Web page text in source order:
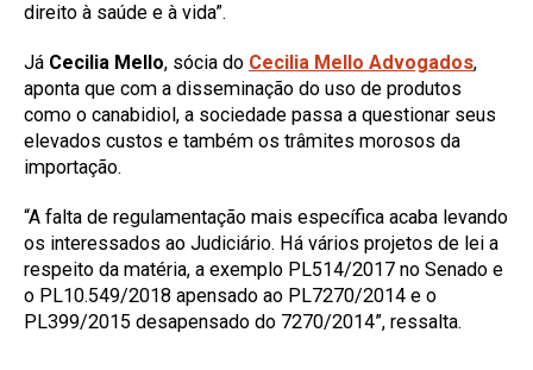
direito à saúde e à vida”.
Já Cecilia Mello, sócia do Cecilia Mello Advogados,
aponta que com a disseminação do uso de produtos
como o canabidiol, a sociedade passa a questionar seus
elevados custos e também os trâmites morosos da
importação.
“A falta de regulamentação mais específica acaba levando
os interessados ao Judiciário. Há vários projetos de lei a
respeito da matéria, a exemplo PL514/2017 no Senado e
o PL10.549/2018 apensado ao PL7270/2014 e o
PL399/2015 desapensado do 7270/2014”, ressalta.